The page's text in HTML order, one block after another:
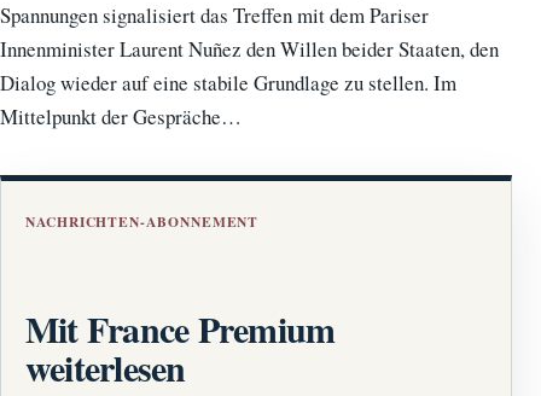
Spannungen signalisiert das Treffen mit dem Pariser
Innenminister Laurent Nuñez den Willen beider Staaten, den
Dialog wieder auf eine stabile Grundlage zu stellen. Im
Mittelpunkt der Gespräche…
NACHRICHTEN-ABONNEMENT
Mit France Premium
weiterlesen